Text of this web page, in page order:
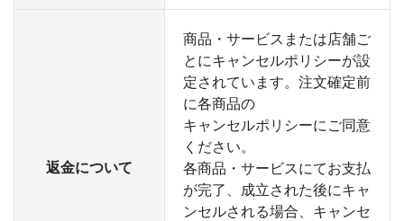
返金について
商品・サービスまたは店舗ご
とにキャンセルポリシーが設
定されています。注文確定前
に各商品の
キャンセルポリシーにご同意
ください。
各商品・サービスにてお支払
が完了、成立された後にキャ
ンセルされる場合、キャンセ